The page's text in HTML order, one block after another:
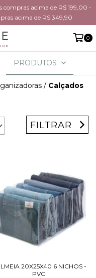
compras acima de R$ 199,00 -
acima de R$ 349,90
0
PRODUTOS
/ Calçados
FILTRAR
20X25X40 6 NICHOS -
PVC